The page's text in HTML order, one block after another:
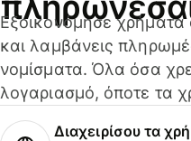
Εξοικονόμησε χρήματα
και λαμβάνεις
νομίσματα. Όλα όσα
λογαριασμό, όποτε τα
Διαχειρίσου τα